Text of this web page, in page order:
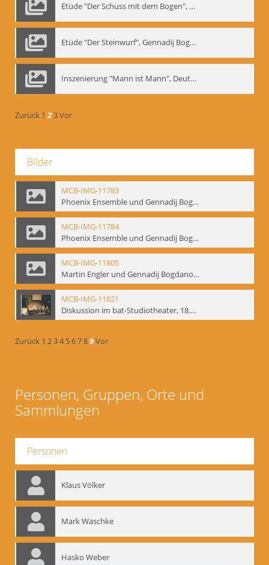
Etüde "Der Schuss mit dem Bogen", Gennadij Bogdanow
Etüde "Der Steinwurf", Gennadij Bogdanow
Inszenierung "Mann ist Mann", Deutsches Theater Berlin, 1997
Zurück 1 23Vor
Bilder
MCB-IMG-11783
Phoenix Ensemble und Gennadij Bogdanow; BM-img-105-9
MCB-IMG-11784
Phoenix Ensemble und Gennadij Bogdanow; BM-img-105-10
MCB-IMG-11805
Martin Engler und Gennadij Bogdanow; BM-img-113
MCB-IMG-11821
Diskussion im bat-Studiotheater, 18.09.1995; BM-img-127-3
Zurück 1 234 56789Vor
Personen, Gruppen, Orte und
Sammlungen
Personen
Klaus Völker
Mark Waschke
Hasko Weber